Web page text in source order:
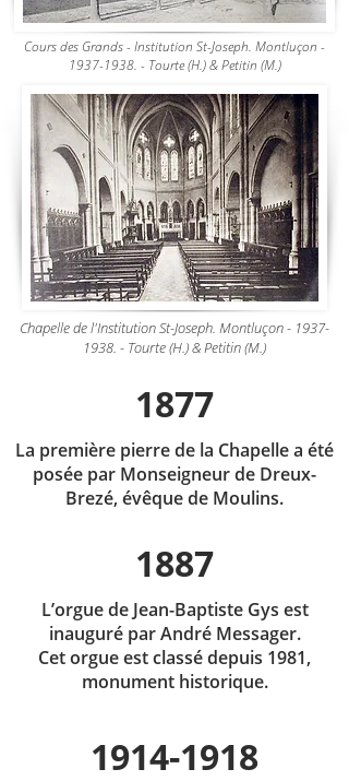
Cours des Grands - Institution St-Joseph. Montluçon -
1937-1938. - Tourte (H.) & Petitin (M.)
La première pierre de la Chapelle a été
posée par Monseigneur de Dreux-
Brezé, évêque de Moulins.
Chapelle de l'Institution St-Joseph. Montluçon - 1937-
1938. - Tourte (H.) & Petitin (M.)
1877
L’orgue de Jean-Baptiste Gys est
inauguré par André Messager.
Cet orgue est classé depuis 1981,
monument historique.
1887
1914-1918